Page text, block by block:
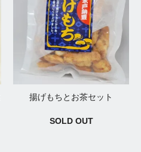
揚げもちとお茶セット
SOLD OUT